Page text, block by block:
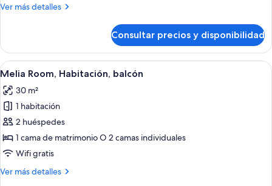
Terrace
Ver más detalles
Más
Room
with
Terrace
Consultar precios y disponibilidad
Abrir
todas
las
fotos
de
Melia
Room,
balcón
Habitación de hotel con una cama
4
Melia Room, Habitación, balcón
30 m²
1 habitación
2 huéspedes
1 cama de matrimonio O 2 camas individuales
Wifi gratis
Ver más detalles
Más